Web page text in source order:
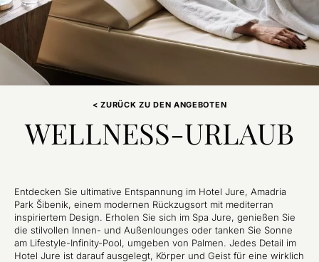
< ZURÜCK ZU DEN ANGEBOTEN
WELLNESS-URLAUB
Entdecken Sie ultimative Entspannung im Hotel Jure, Amadria
Park Šibenik, einem modernen Rückzugsort mit mediterran
inspiriertem Design. Erholen Sie sich im Spa Jure, genießen Sie
die stilvollen Innen- und Außenlounges oder tanken Sie Sonne
am Lifestyle-Infinity-Pool, umgeben von Palmen. Jedes Detail im
Hotel Jure ist darauf ausgelegt, Körper und Geist für eine wirklich